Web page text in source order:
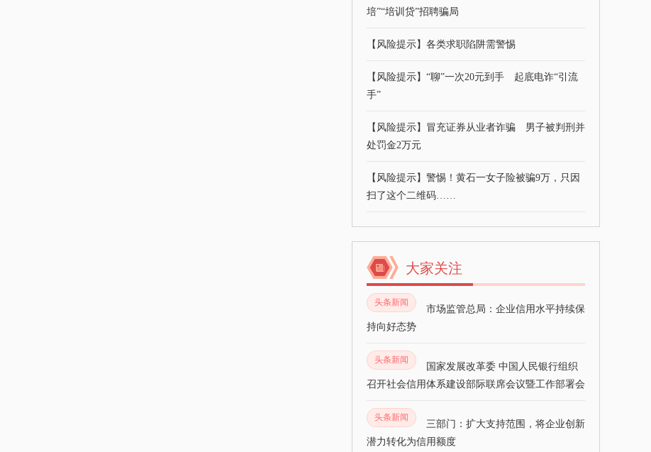
培”“培训贷”招聘骗局
【风险提示】各类求职陷阱需警惕
【风险提示】“聊”一次20元到手 起底电诈“引流
手”
【风险提示】冒充证券从业者诈骗 男子被判刑并
处罚金2万元
【风险提示】警惕！黄石一女子险被骗9万，只因
扫了这个二维码……
大家关注
头条新闻
市场监管总局：企业信用水平持续保
持向好态势
头条新闻
国家发展改革委 中国人民银行组织
召开社会信用体系建设部际联席会议暨工作部署会
头条新闻
三部门：扩大支持范围，将企业创新
潜力转化为信用额度